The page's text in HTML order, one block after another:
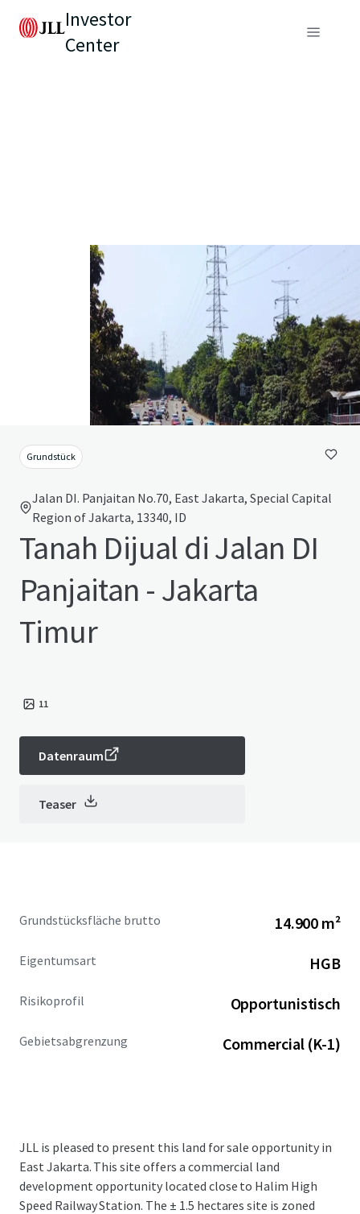
Investor
Center
Grundstück
Jalan DI. Panjaitan No.70, East Jakarta, Special Capital
Region of Jakarta, 13340, ID
Tanah Dijual di Jalan DI
Panjaitan - Jakarta
Timur
11
Datenraum
Teaser
Grundstücksfläche brutto 14.900 m²
Eigentumsart HGB
Risikoprofil Opportunistisch
Gebietsabgrenzung Commercial (K-1)
JLL is pleased to present this land for sale opportunity in
East Jakarta. This site offers a commercial land
development opportunity located close to Halim High
Speed Railway Station. The ± 1.5 hectares site is zoned